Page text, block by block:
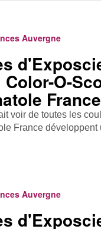
Auvergne
O-
France
voir de toutes les
France
Auvergne